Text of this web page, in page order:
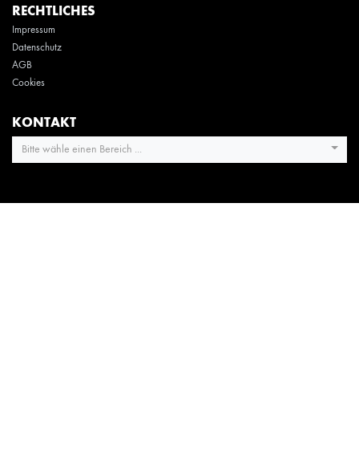
RECHTLICHES
Impressum
Datenschutz
AGB
Cookies
KONTAKT
Bitte wähle einen Bereich ...